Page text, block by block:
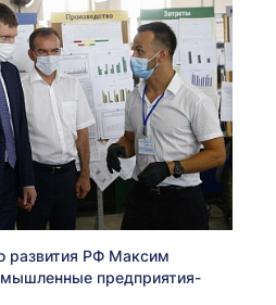
развития РФ Максим
предприятия-